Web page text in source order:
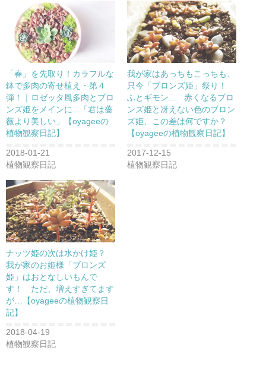
e
r
で
共
有
(
新
し
い
ウ
ィ
ン
ド
ウ
で
開
き
ま
す
す
る
に
は
ク
リ
ッ
ク
し
て
く
だ
さ
い
新
し
い
ウ
ウ
で
き
ま
す
)
新
し
ウ
ィ
ン
ド
ウ
で
開
き
ま
「春」を先取り！カラフルな
鉢で多肉の寄せ植え・第４
弾！｜ロゼッタ風多肉とブロ
ンズ姫をメインに...「君は薔
薇より美しい」【oyageeの
植物観察日記】
2018-01-21
植物観察日記
我が家はあっちもこっちも、
只今「ブロンズ姫」祭り！
ふとギモン... 赤くなるブロ
ンズ姫と冴えない色のブロン
ズ姫、この差は何ですか？
【oyageeの植物観察日記】
2017-12-15
植物観察日記
ナッツ姫の次は水かけ姫？
我が家のお姫様「ブロンズ
姫」はおとなしいもんで
す！ ただ、増えすぎてます
が…【oyageeの植物観察日
記】
2018-04-19
植物観察日記